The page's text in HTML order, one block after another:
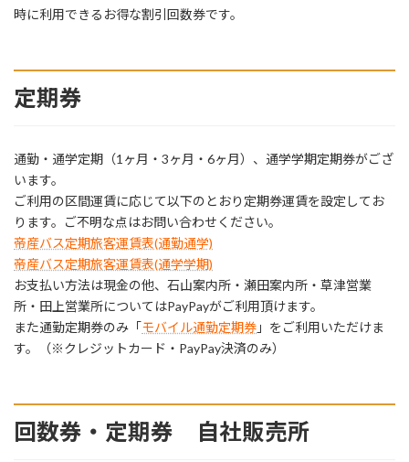
時に利用できるお得な割引回数券です。
定期券
通勤・通学定期（1ヶ月・3ヶ月・6ヶ月）、通学学期定期券がござ
います。
ご利用の区間運賃に応じて以下のとおり定期券運賃を設定してお
ります。ご不明な点はお問い合わせください。
帝産バス定期旅客運賃表(通勤通学)
帝産バス定期旅客運賃表(通学学期)
お支払い方法は現金の他、石山案内所・瀬田案内所・草津営業
所・田上営業所についてはPayPayがご利用頂けます。
また通勤定期券のみ「モバイル通勤定期券 」をご利用いただけま
す。（※クレジットカード・PayPay決済のみ）
回数券・定期券 自社販売所